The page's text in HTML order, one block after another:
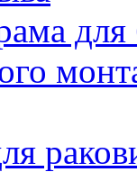
для